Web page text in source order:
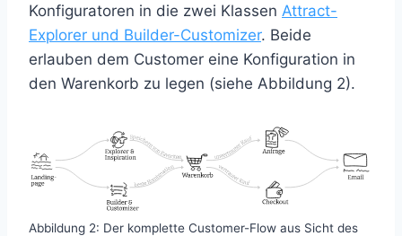
Konfiguratoren in die zwei Klassen Attract-
Explorer und Builder-Customizer. Beide
erlauben dem Customer eine Konfiguration in
den Warenkorb zu legen (siehe Abbildung 2).
Abbildung 2: Der komplette Customer-Flow aus Sicht des